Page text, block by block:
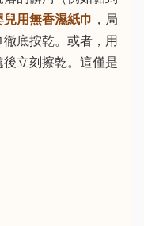
用無香濕紙巾 ，局
底按乾。或者，用
立刻擦乾。這僅是